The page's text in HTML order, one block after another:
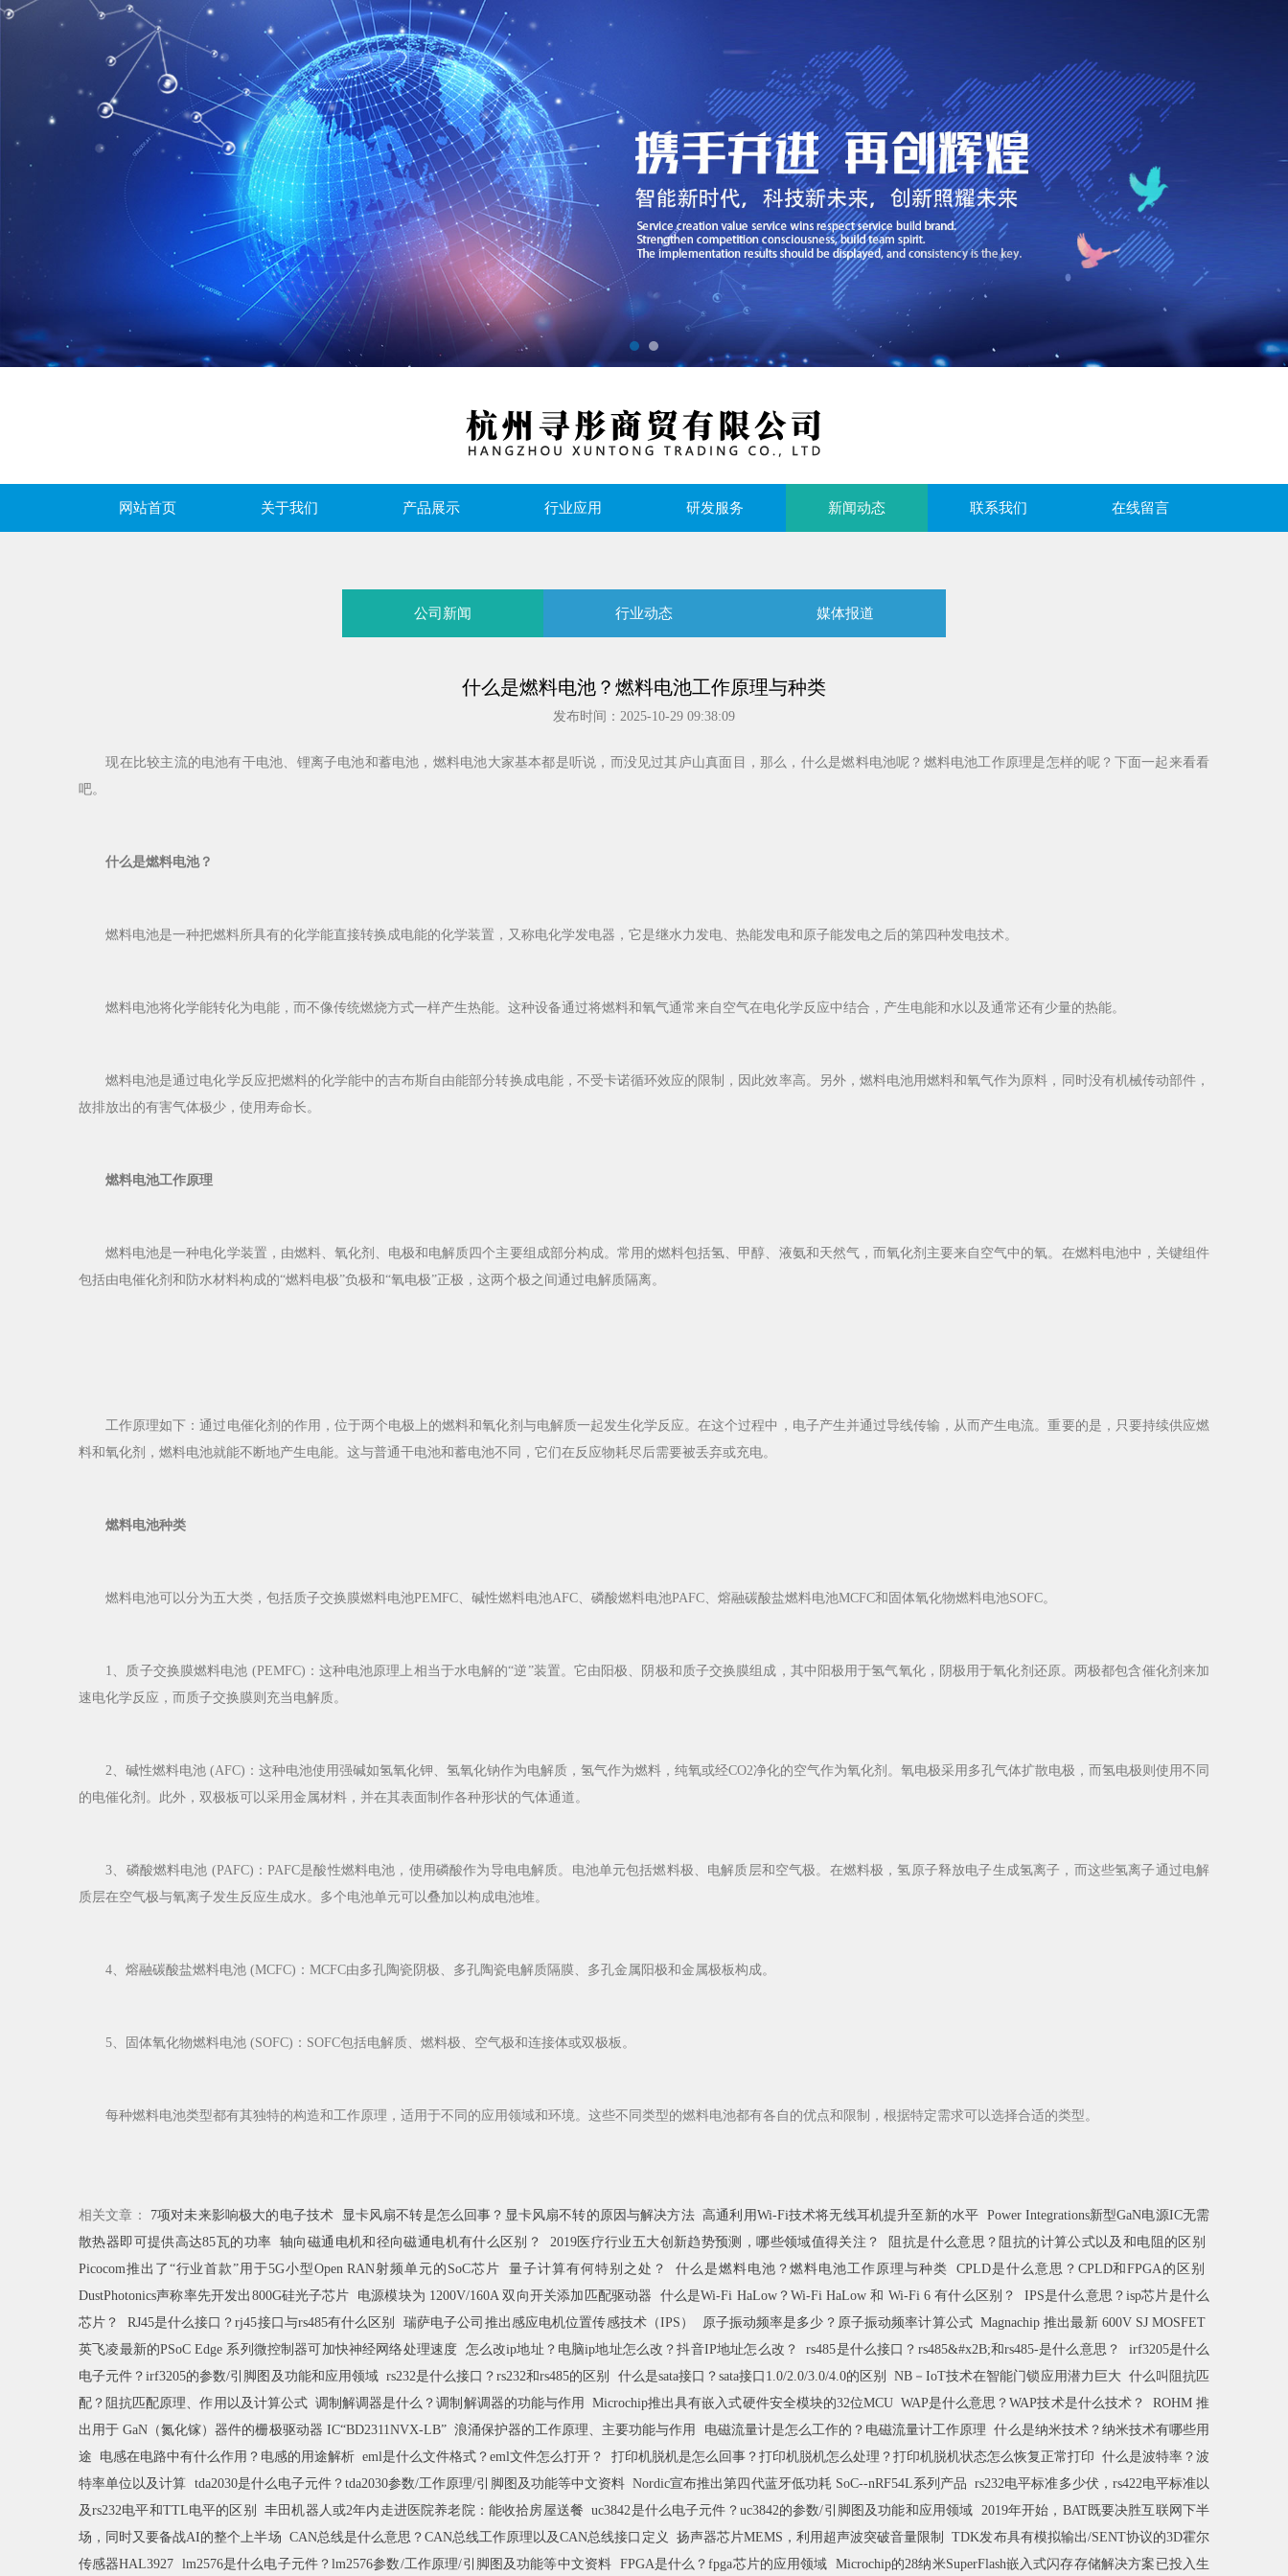
网站首页 关于我们 产品展示 行业应用 研发服务 新闻动态 联系我们 在线留言
公司新闻 行业动态 媒体报道
什么是燃料电池？燃料电池工作原理与种类
发布时间：2025-10-29 09:38:09
现在比较主流的电池有干电池、锂离子电池和蓄电池，燃料电池大家基本都是听说，而没见过其庐山真面目，那么，什么是燃料电池呢？燃料电池工作原理是怎样的呢？下面一起来看看
吧。
什么是燃料电池？
燃料电池是一种把燃料所具有的化学能直接转换成电能的化学装置，又称电化学发电器，它是继水力发电、热能发电和原子能发电之后的第四种发电技术。
燃料电池将化学能转化为电能，而不像传统燃烧方式一样产生热能。这种设备通过将燃料和氧气通常来自空气在电化学反应中结合，产生电能和水以及通常还有少量的热能。
燃料电池是通过电化学反应把燃料的化学能中的吉布斯自由能部分转换成电能，不受卡诺循环效应的限制，因此效率高。另外，燃料电池用燃料和氧气作为原料，同时没有机械传动部件，
故排放出的有害气体极少，使用寿命长。
燃料电池工作原理
燃料电池是一种电化学装置，由燃料、氧化剂、电极和电解质四个主要组成部分构成。常用的燃料包括氢、甲醇、液氨和天然气，而氧化剂主要来自空气中的氧。在燃料电池中，关键组件
包括由电催化剂和防水材料构成的“燃料电极”负极和“氧电极”正极，这两个极之间通过电解质隔离。
工作原理如下：通过电催化剂的作用，位于两个电极上的燃料和氧化剂与电解质一起发生化学反应。在这个过程中，电子产生并通过导线传输，从而产生电流。重要的是，只要持续供应燃
料和氧化剂，燃料电池就能不断地产生电能。这与普通干电池和蓄电池不同，它们在反应物耗尽后需要被丢弃或充电。
燃料电池种类
燃料电池可以分为五大类，包括质子交换膜燃料电池PEMFC、碱性燃料电池AFC、磷酸燃料电池PAFC、熔融碳酸盐燃料电池MCFC和固体氧化物燃料电池SOFC。
1、质子交换膜燃料电池 (PEMFC)：这种电池原理上相当于水电解的“逆”装置。它由阳极、阴极和质子交换膜组成，其中阳极用于氢气氧化，阴极用于氧化剂还原。两极都包含催化剂来加
速电化学反应，而质子交换膜则充当电解质。
2、碱性燃料电池 (AFC)：这种电池使用强碱如氢氧化钾、氢氧化钠作为电解质，氢气作为燃料，纯氧或经CO2净化的空气作为氧化剂。氧电极采用多孔气体扩散电极，而氢电极则使用不同
的电催化剂。此外，双极板可以采用金属材料，并在其表面制作各种形状的气体通道。
3、磷酸燃料电池 (PAFC)：PAFC是酸性燃料电池，使用磷酸作为导电电解质。电池单元包括燃料极、电解质层和空气极。在燃料极，氢原子释放电子生成氢离子，而这些氢离子通过电解
质层在空气极与氧离子发生反应生成水。多个电池单元可以叠加以构成电池堆。
4、熔融碳酸盐燃料电池 (MCFC)：MCFC由多孔陶瓷阴极、多孔陶瓷电解质隔膜、多孔金属阳极和金属极板构成。
5、固体氧化物燃料电池 (SOFC)：SOFC包括电解质、燃料极、空气极和连接体或双极板。
每种燃料电池类型都有其独特的构造和工作原理，适用于不同的应用领域和环境。这些不同类型的燃料电池都有各自的优点和限制，根据特定需求可以选择合适的类型。
相关文章： 7项对未来影响极大的电子技术 显卡风扇不转是怎么回事？显卡风扇不转的原因与解决方法 高通利用Wi-Fi技术将无线耳机提升至新的水平 Power Integrations新型GaN电源IC无需
散热器即可提供高达85瓦的功率
轴向磁通电机和径向磁通电机有什么区别？ 2019医疗行业五大创新趋势预测，哪些领域值得关注？
阻抗是什么意思？阻抗的计算公式以及和电阻的区别
Picocom推出了“行业首款”用于5G小型Open RAN射频单元的SoC芯片
量子计算有何特别之处？ 什么是燃料电池？燃料电池工作原理与种类
CPLD是什么意思？CPLD和FPGA的区别
DustPhotonics声称率先开发出800G硅光子芯片
电源模块为 1200V/160A 双向开关添加匹配驱动器 什么是Wi-Fi HaLow？Wi-Fi HaLow 和 Wi-Fi 6 有什么区别？
IPS是什么意思？isp芯片是什么
芯片？
RJ45是什么接口？rj45接口与rs485有什么区别 瑞萨电子公司推出感应电机位置传感技术（IPS） 原子振动频率是多少？原子振动频率计算公式 Magnachip 推出最新 600V SJ MOSFET
英飞凌最新的PSoC Edge 系列微控制器可加快神经网络处理速度 怎么改ip地址？电脑ip地址怎么改？抖音IP地址怎么改？ rs485是什么接口？rs485&#x2B;和rs485-是什么意思？
irf3205是什么
电子元件？irf3205的参数/引脚图及功能和应用领域 rs232是什么接口？rs232和rs485的区别 什么是sata接口？sata接口1.0/2.0/3.0/4.0的区别 NB－IoT技术在智能门锁应用潜力巨大 什么叫阻抗匹
配？阻抗匹配原理、作用以及计算公式 调制解调器是什么？调制解调器的功能与作用 Microchip推出具有嵌入式硬件安全模块的32位MCU WAP是什么意思？WAP技术是什么技术？
ROHM 推
出用于 GaN（氮化镓）器件的栅极驱动器 IC“BD2311NVX-LB” 浪涌保护器的工作原理、主要功能与作用 电磁流量计是怎么工作的？电磁流量计工作原理
什么是纳米技术？纳米技术有哪些用
途
电感在电路中有什么作用？电感的用途解析 eml是什么文件格式？eml文件怎么打开？ 打印机脱机是怎么回事？打印机脱机怎么处理？打印机脱机状态怎么恢复正常打印 什么是波特率？波
特率单位以及计算 tda2030是什么电子元件？tda2030参数/工作原理/引脚图及功能等中文资料 Nordic宣布推出第四代蓝牙低功耗 SoC--nRF54L系列产品
rs232电平标准多少伏，rs422电平标准以
及rs232电平和TTL电平的区别
丰田机器人或2年内走进医院养老院：能收拾房屋送餐 uc3842是什么电子元件？uc3842的参数/引脚图及功能和应用领域 2019年开始，BAT既要决胜互联网下半
场，同时又要备战AI的整个上半场 CAN总线是什么意思？CAN总线工作原理以及CAN总线接口定义 扬声器芯片MEMS，利用超声波突破音量限制
TDK发布具有模拟输出/SENT协议的3D霍尔
传感器HAL3927 lm2576是什么电子元件？lm2576参数/工作原理/引脚图及功能等中文资料 FPGA是什么？fpga芯片的应用领域 Microchip的28纳米SuperFlash嵌入式闪存存储解决方案已投入生